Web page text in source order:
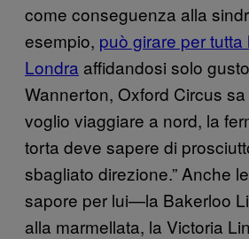
come conseguenza alla
esempio, può girare per tutta
Londra affidandosi solo
Wannerton, Oxford Circus sa
voglio viaggiare a nord, la
torta deve sapere di
sbagliato direzione.” Anche
sapore per lui—la Bakerloo
alla marmellata, la Victoria